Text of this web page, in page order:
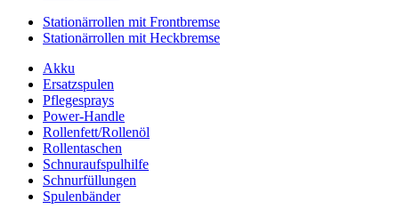
Stationärrollen mit Frontbremse
Stationärrollen mit Heckbremse
Akku
Ersatzspulen
Pflegesprays
Power-Handle
Rollenfett/Rollenöl
Rollentaschen
Schnuraufspulhilfe
Schnurfüllungen
Spulenbänder